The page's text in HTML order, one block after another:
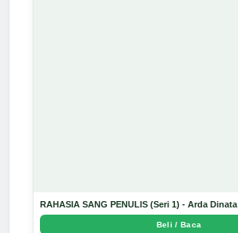
RAHASIA SANG PENULIS (Seri 1) - Arda Dinata
Beli / Baca